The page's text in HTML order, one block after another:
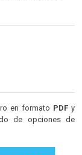
en formato PDF y
de opciones de